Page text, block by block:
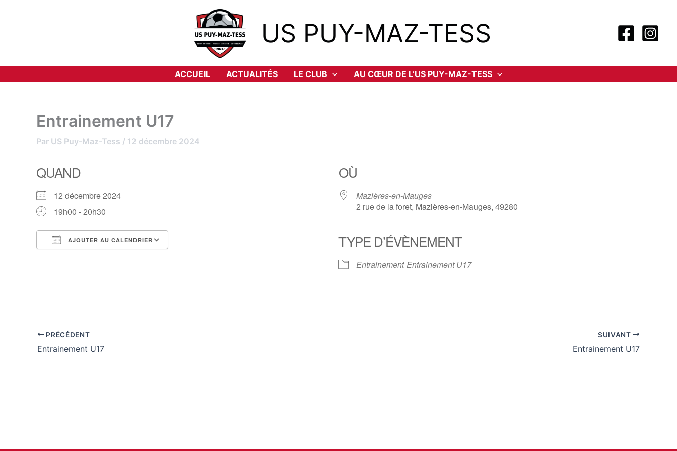
US PUY-MAZ-TESS
ACCUEIL ACTUALITÉS LE CLUB AU CŒUR DE L’US PUY-MAZ-TESS
Entrainement U17
Par US Puy-Maz-Tess / 12 décembre 2024
QUAND
12 décembre 2024
19h00 - 20h30
AJOUTER AU CALENDRIER
OÙ
Mazières-en-Mauges
2 rue de la foret, Mazières-en-Mauges, 49280
TYPE D’ÉVÈNEMENT
Entrainement Entrainement U17
PRÉCÉDENT
Entrainement U17
SUIVANT
Entrainement U17